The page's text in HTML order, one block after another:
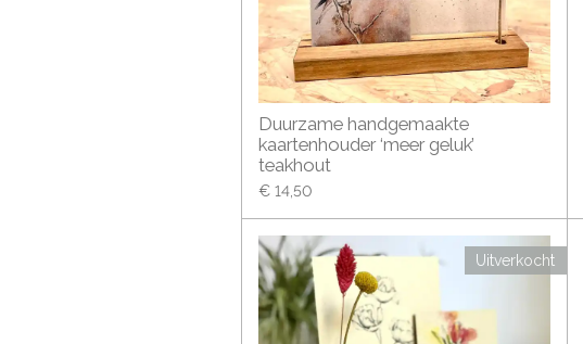
Duurzame handgemaakte
kaartenhouder ‘meer geluk’
teakhout
€ 14,50
Uitverkocht